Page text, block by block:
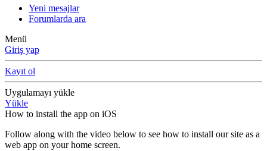
Yeni mesajlar
Forumlarda ara
Menü
Giriş yap
Kayıt ol
Uygulamayı yükle
Yükle
How to install the app on iOS
Follow along with the video below to see how to install our site as a
web app on your home screen.